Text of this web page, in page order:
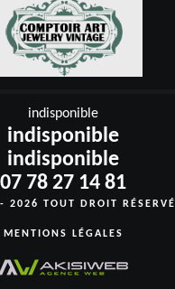
indisponible
indisponible
indisponible
07 78 27 14 81
TOUT DROIT RÉSERVÉ
MENTIONS LÉGALES